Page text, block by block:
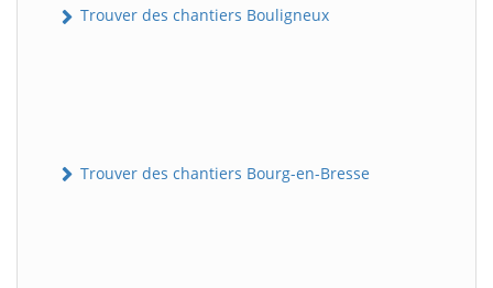
Trouver des chantiers Bouligneux
Trouver des chantiers Bourg-en-Bresse